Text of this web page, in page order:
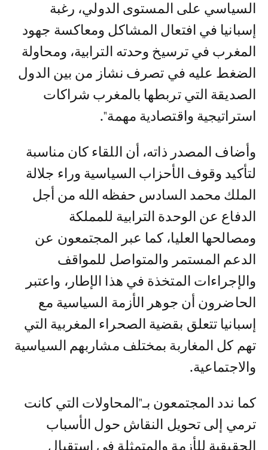
السياسي على المستوى الدولي، رغبة
إسبانيا في افتعال المشاكل ومعاكسة جهود
المغرب في ترسيخ وحدته الترابية، ومحاولة
الضغط عليه في تصرف نشاز من بين الدول
الصديقة التي تربطها بالمغرب شراكات
استراتيجية واقتصادية مهمة".
وأضاف المصدر ذاته، أن اللقاء كان مناسبة
لتأكيد وقوف الأحزاب السياسية وراء جلالة
الملك محمد السادس حفظه الله من أجل
الدفاع عن الوحدة الترابية للمملكة
ومصالحها العليا، كما عبر المجتمعون عن
الدعم المستمر والمتواصل للمواقف
والإجراءات المتخذة في هذا الإطار، واعتبر
الحاضرون أن جوهر الأزمة السياسية مع
إسبانيا تتعلق بقضية الصحراء المغربية التي
تهم كل المغاربة بمختلف مشاربهم السياسية
والاجتماعية.
كما ندد المجتمعون بـ"المحاولات التي كانت
ترمي إلى تحويل النقاش حول الأسباب
الحقيقية للأزمة والمتمثلة في استقبال